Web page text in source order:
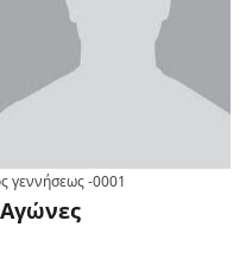
γεννήσεως-0001
Αγώνες